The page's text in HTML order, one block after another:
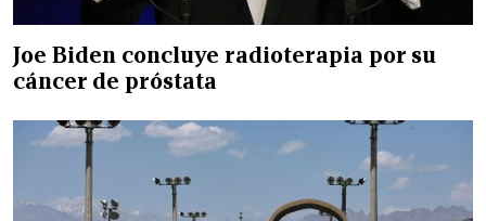
Joe Biden concluye radioterapia por su
cáncer de próstata